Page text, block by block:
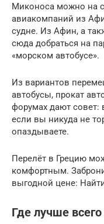
Миконоса можно на
авиакомпаний из
судне. Из Афин, а
сюда добраться на
«морском автобусе».
Из вариантов
автобусы, прокат
форумах дают совет:
если вы никуда не
опаздываете.
Перелёт в Грецию
комфортным.
выгодной цене:
Где лучше